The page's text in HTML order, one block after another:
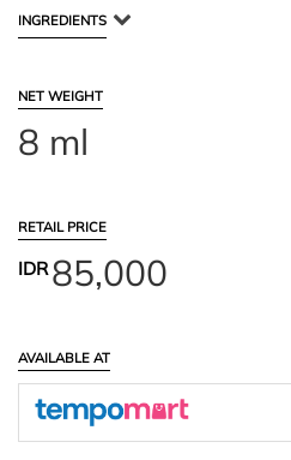
INGREDIENTS
NET WEIGHT
8 ml
RETAIL PRICE
IDR85,000
AVAILABLE AT